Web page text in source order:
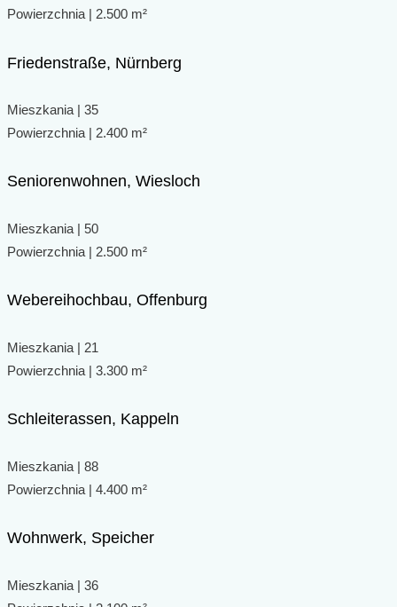
Powierzchnia | 2.500 m²
Friedenstraße, Nürnberg
Mieszkania | 35
Powierzchnia | 2.400 m²
Seniorenwohnen, Wiesloch
Mieszkania | 50
Powierzchnia | 2.500 m²
Webereihochbau, Offenburg
Mieszkania | 21
Powierzchnia | 3.300 m²
Schleiterassen, Kappeln
Mieszkania | 88
Powierzchnia | 4.400 m²
Wohnwerk, Speicher
Mieszkania | 36